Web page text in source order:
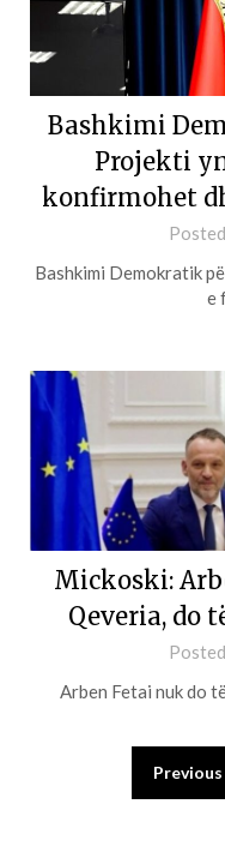
Bashkimi
Projekti
konfirmohet
Bashkimi Demokratik
e
Mickoski:
Qeveria, do
Arben Fetai nuk do
Previous